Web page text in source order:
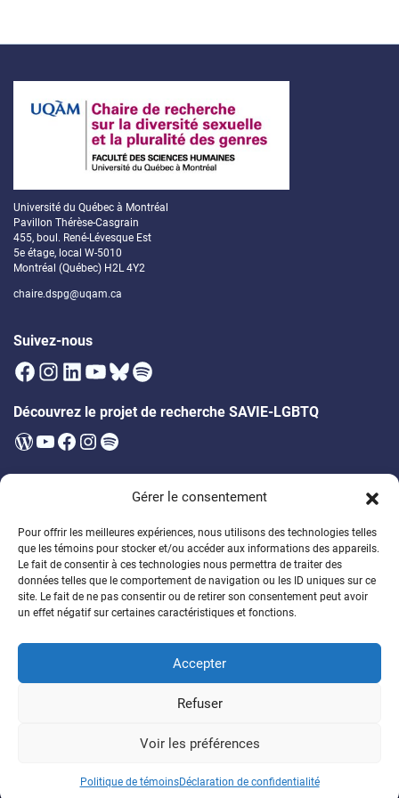
Gérer le consentement
Pour offrir les meilleures expériences, nous utilisons des technologies telles
que les témoins pour stocker et/ou accéder aux informations des appareils.
Le fait de consentir à ces technologies nous permettra de traiter des
données telles que le comportement de navigation ou les ID uniques sur ce
site. Le fait de ne pas consentir ou de retirer son consentement peut avoir
un effet négatif sur certaines caractéristiques et fonctions.
Accepter
Refuser
Voir les préférences
Politique de témoinsDéclaration de confidentialité
Université du Québec à Montréal
Pavillon Thérèse-Casgrain
455, boul. René-Lévesque Est
5e étage, local W-5010
Montréal (Québec) H2L 4Y2
chaire.dspg@uqam.ca
Suivez-nous
Facebook
Instagram
LinkedIn
YouTube
Bluesky
Spotify
Découvrez le projet de recherche SAVIE-LGBTQ
WordPress
YouTube
Facebook
Instagram
Spotify
Soutenez la formation des étudiant·es
Encouragez un généreux programme de bourses
Faire un don
Chaire de recherche sur la DSPG
Politique de témoins